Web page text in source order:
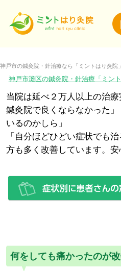
神戸市の鍼灸院・針治療なら「ミントはり灸院」
神戸市灘区の鍼灸院・針治療「ミント
当院は延べ２万人以上の治
鍼灸院で良くならなかった
いるのかしら」
「自分ほどひどい症状でも
方も多く改善しています。安
何をしても痛かったのが